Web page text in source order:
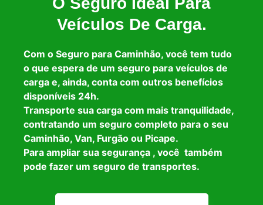
Veículos De Carga.
Com o Seguro para Caminhão, você tem tudo
o que espera de um seguro para veículos de
carga e, ainda, conta com outros benefícios
disponíveis 24h.
Transporte sua carga com mais tranquilidade,
contratando um seguro completo para o seu
Caminhão, Van, Furgão ou Picape.
Para ampliar sua segurança , você também
pode fazer um seguro de transportes.